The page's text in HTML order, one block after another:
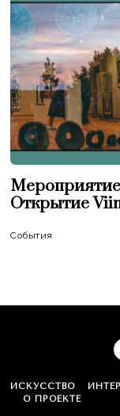
Мероприятие
Открытие
События
ИСКУССТВО
О ПРОЕКТЕ